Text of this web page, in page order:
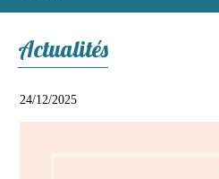
Actualités
24/12/2025